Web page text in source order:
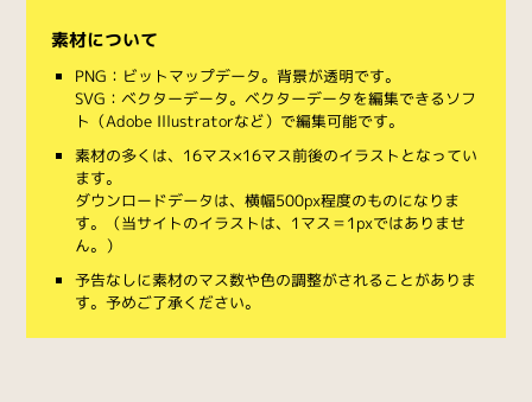
素材について
PNG：ビットマップデータ。背景が透明です。
SVG：ベクターデータ。ベクターデータを編集できるソフ
ト（Adobe Illustratorなど）で編集可能です。
素材の多くは、16マス×16マス前後のイラストとなってい
ます。
ダウンロードデータは、横幅500px程度のものになりま
す。（当サイトのイラストは、1マス＝1pxではありませ
ん。）
予告なしに素材のマス数や色の調整がされることがありま
す。予めご了承ください。